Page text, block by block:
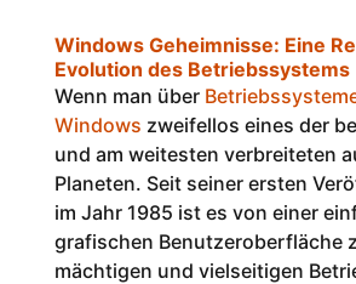
die Zukunft
Fazit
Windows Geheimnisse: Eine
Evolution des Betriebssystems
Wenn man über
Windows zweifellos eines der
und am weitesten verbreiteten
Planeten. Seit seiner ersten
im Jahr 1985 ist es von einer
grafischen Benutzeroberfläche
mächtigen und vielseitigen